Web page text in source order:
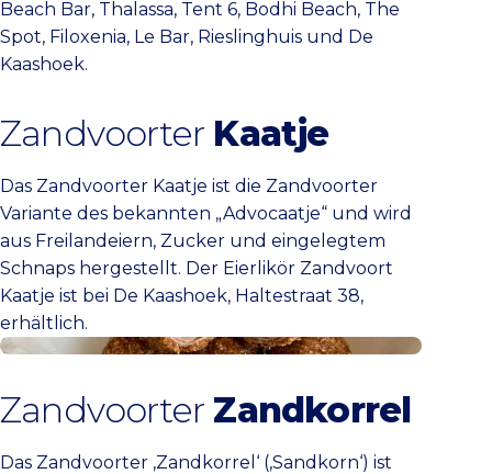
Beach Bar, Thalassa, Tent 6, Bodhi Beach, The
Spot, Filoxenia, Le Bar, Rieslinghuis und De
Kaashoek.
Zandvoorter Kaatje
Das Zandvoorter Kaatje ist die Zandvoorter
Variante des bekannten „Advocaatje“ und wird
aus Freilandeiern, Zucker und eingelegtem
Schnaps hergestellt. Der Eierlikör Zandvoort
Kaatje ist bei De Kaashoek, Haltestraat 38,
erhältlich.
Bei De Kaashoek kaufen
Zandvoorter Zandkorrel
Das Zandvoorter ‚Zandkorrel‘ (‚Sandkorn‘) ist